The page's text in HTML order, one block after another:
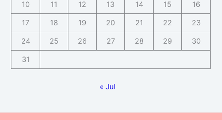
10 11 12 13 14 15 16
17 18 19 20 21 22 23
24 25 26 27 28 29 30
31
« Jul